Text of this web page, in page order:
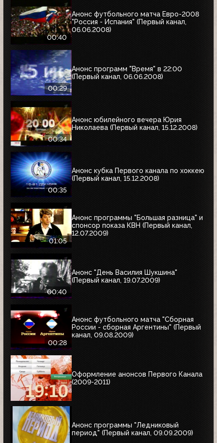
00:40
Анонс футбольного матча Евро-2008
"Россия - Испания" (Первый канал,
06.06.2008)
00:29
Анонс программ "Время" в 22:00
(Первый канал, 06.06.2008)
00:34
Анонс юбилейного вечера Юрия
Николаева (Первый канал, 15.12.2008)
00:35
Анонс кубка Первого канала по хоккею
(Первый канал, 15.12.2008)
01:05
Анонс программы "Большая разница" и
спонсор показа КВН (Первый канал,
12.07.2009)
00:40
Анонс "День Василия Шукшина"
(Первый канал, 19.07.2009)
00:28
Анонс футбольного матча "Сборная
России - сборная Аргентины" (Первый
канал, 09.08.2009)
Оформление анонсов Первого Канала
(2009-2011)
Анонс программы "Ледниковый
период" (Первый канал, 09.09.2009)